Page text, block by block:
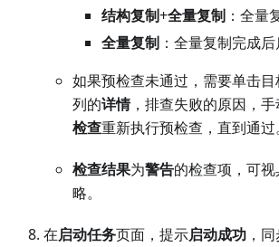
结构复制+全量复制 ：全量
全量复制 ：全量复制完成后
如果预检查未通过，需要单击
列的详情，排查失败的原因，
检查重新执行预检查，直到通过。
检查结果为警告的检查项，可
略。
在启动任务页面，提示启动成功 ，